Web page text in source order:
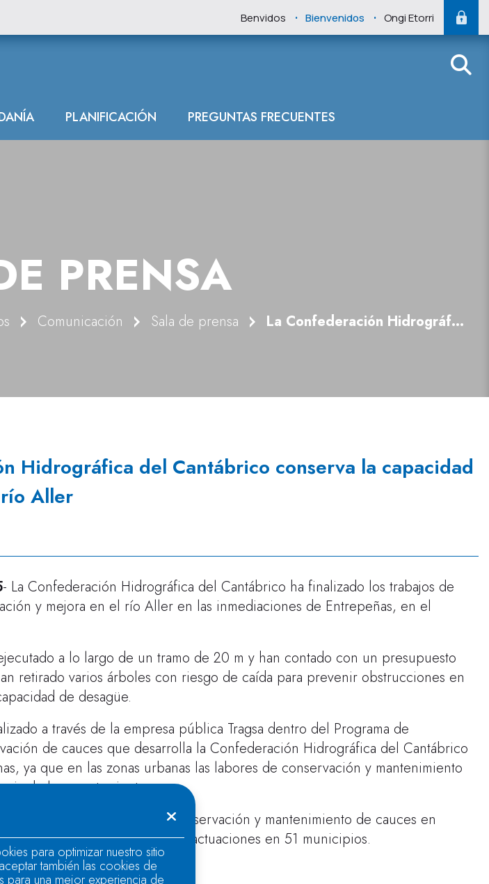
Benvidos . Bienvenidos . Ongi Etorri
PLANIFICACIÓN PREGUNTAS FRECUENTES
del
PRENSA
Comunicación Sala de prensa La Confederación Hidrográfica del Cantábrico conserva la capacidad de desagüe del río Aller
Hidrográfica del Cantábrico conserva la capacidad
Aller
- La Confederación Hidrográfica del Cantábrico ha finalizado los trabajos de
y mejora en el río Aller en las inmediaciones de Entrepeñas, en el
a lo largo de un tramo de 20 m y han contado con un presupuesto
retirado varios árboles con riesgo de caída para prevenir obstrucciones en
de desagüe.
a través de la empresa pública Tragsa dentro del Programa de
de cauces que desarrolla la Confederación Hidrográfica del Cantábrico
ya que en las zonas urbanas las labores de conservación y mantenimiento
de los ayuntamientos.
realizada en trabajos de conservación y mantenimiento de cauces en
de euros, repartida en 166 actuaciones en 51 municipios.
para optimizar nuestro sitio
también las cookies de
para una mejor experiencia de